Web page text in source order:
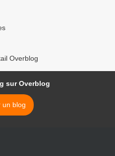
Overblog
sur Overblog
un blog